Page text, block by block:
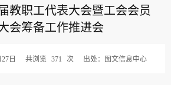
教职工代表大会暨工会会员
会筹备工作推进会
日 共浏览 371 次 出处：图文信息中心